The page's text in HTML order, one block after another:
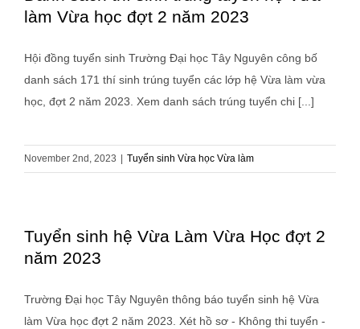
làm Vừa học đợt 2 năm 2023
Hội đồng tuyển sinh Trường Đại học Tây Nguyên công bố
danh sách 171 thí sinh trúng tuyển các lớp hệ Vừa làm vừa
học, đợt 2 năm 2023. Xem danh sách trúng tuyển chi [...]
November 2nd, 2023 Tuyển sinh Vừa học Vừa làm
Tuyển sinh hệ Vừa Làm Vừa Học đợt 2
năm 2023
Trường Đại học Tây Nguyên thông báo tuyển sinh hệ Vừa
làm Vừa học đợt 2 năm 2023. Xét hồ sơ - Không thi tuyển -